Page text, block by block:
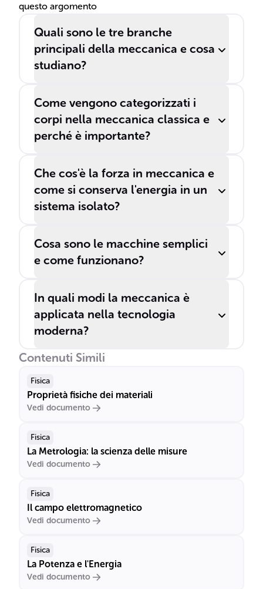
questo argomento
Quali sono le tre branche
principali della meccanica e cosa
studiano?
Come vengono categorizzati i
corpi nella meccanica classica e
perché è importante?
Che cos'è la forza in meccanica e
come si conserva l'energia in un
sistema isolato?
Cosa sono le macchine semplici
e come funzionano?
In quali modi la meccanica è
applicata nella tecnologia
moderna?
Contenuti Simili
Fisica
Proprietà fisiche dei materiali
Vedi documento
Fisica
La Metrologia: la scienza delle misure
Vedi documento
Fisica
Il campo elettromagnetico
Vedi documento
Fisica
La Potenza e l'Energia
Vedi documento